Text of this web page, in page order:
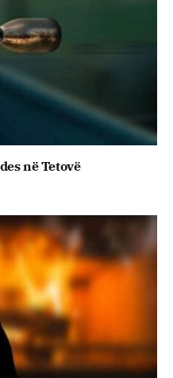
në Tetovë